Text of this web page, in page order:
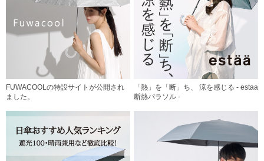
FUWACOOLの特設サイトが公開され
ました。
「熱」を「断」ち、 涼を感じる - estaa
断熱パラソル -